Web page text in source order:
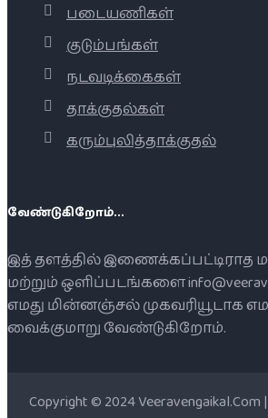
படையணிகள்
குடும்பங்கள்
நடவடிக்கைகள்
தாக்குதல்கள்
கரும்புலித்தாக்குதல்
வேண்டுகிறோம்...
இத் தளத்தில் இணைக்கப்பட்டிராத
மற்றும் ஒளிப்படங்களை
எமது மின்னஞ்சல் முகவரியூடாக
வைக்குமாறு வேண்டுகிறோம்.
Copyright © 2024 Veeravengaikal.Com